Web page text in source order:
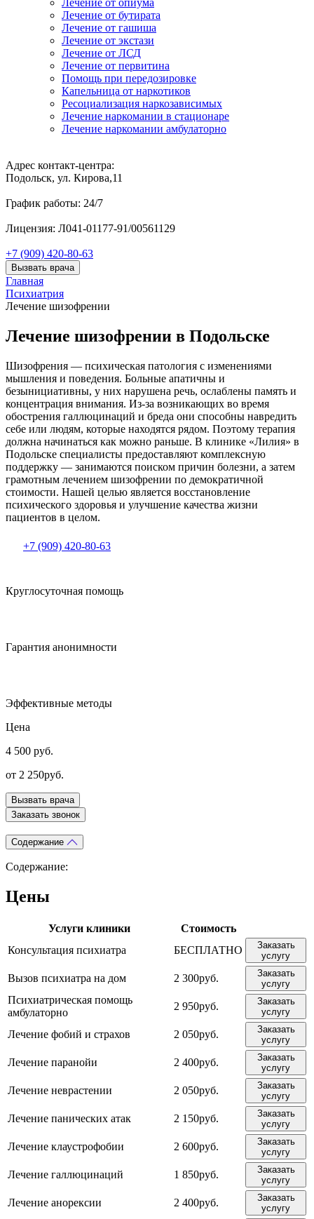
Лечение от опиума
Лечение от бутирата
Лечение от гашиша
Лечение от экстази
Лечение от ЛСД
Лечение от первитина
Помощь при передозировке
Капельница от наркотиков
Ресоциализация наркозависимых
Лечение наркомании в стационаре
Лечение наркомании амбулаторно
Адрес контакт-центра:
Подольск, ул. Кирова,11
График работы: 24/7
Лицензия: Л041-01177-91/00561129
+7 (909) 420-80-63
Вызвать врача
Главная
Психиатрия
Лечение шизофрении
Лечение шизофрении в Подольске
Шизофрения — психическая патология с изменениями
мышления и поведения. Больные апатичны и
безынициативны, у них нарушена речь, ослаблены память и
концентрация внимания. Из-за возникающих во время
обострения галлюцинаций и бреда они способны навредить
себе или людям, которые находятся рядом. Поэтому терапия
должна начинаться как можно раньше. В клинике «Лилия» в
Подольске специалисты предоставляют комплексную
поддержку — занимаются поиском причин болезни, а затем
грамотным лечением шизофрении по демократичной
стоимости. Нашей целью является восстановление
психического здоровья и улучшение качества жизни
пациентов в целом.
+7 (909) 420-80-63
Круглосуточная помощь
Гарантия анонимности
Эффективные методы
Цена
4 500 руб.
от 2 250руб.
Вызвать врача
Заказать звонок
Содержание
Содержание:
Цены
Услуги клиники
Стоимость
Консультация психиатра
БЕСПЛАТНО
Заказать
услугу
Вызов психиатра на дом 2 300руб.
Заказать
услугу
Психиатрическая помощь
амбулаторно
2 950руб.
Заказать
услугу
Лечение фобий и страхов 2 050руб.
Заказать
услугу
Лечение паранойи 2 400руб.
Заказать
услугу
Лечение неврастении 2 050руб.
Заказать
услугу
Лечение панических атак 2 150руб.
Заказать
услугу
Лечение клаустрофобии 2 600руб.
Заказать
услугу
Лечение галлюцинаций 1 850руб.
Заказать
услугу
Лечение анорексии 2 400руб.
Заказать
услугу